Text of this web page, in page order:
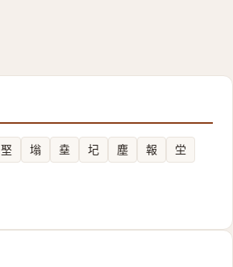
埾 塕 㙓 圮 塵 報
坣